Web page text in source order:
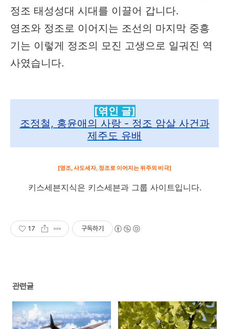
정조 태성성대 시대를 이끌어 갑니다.
영조와 정조로 이어지는 조선의 마지막 중흥
기는 이렇게 정조의 모진 고생으로 일궈진 역
사였습니다.​
[엮인 글]
조정철, 홍윤애의 사랑 - 정조 암살 사건과
제주도 유배
[영조, 사도세자, 정조로 이어지는 뒤주의 비극]​
키스세븐지식은 키스세븐과 그룹 사이트입니다.
17 구독하기
관련글